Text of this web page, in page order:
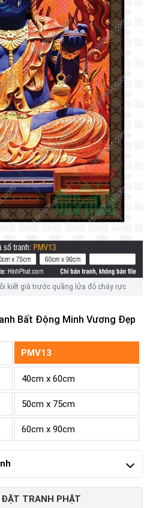
kiết già trước quầng lửa đỏ cháy rực
Bất Động Minh Vương Đẹp
PMV13
40cm x 60cm
50cm x 75cm
60cm x 90cm
ĐẶT TRANH PHẬT